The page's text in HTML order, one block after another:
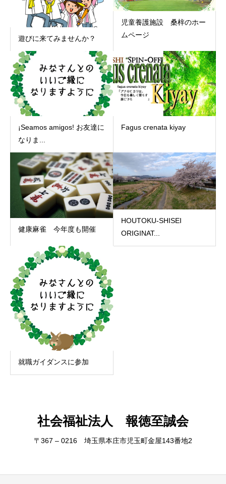
遊びに来てみませんか？
児童養護施設 桑梓のホー
ムページ
¡Seamos amigos! お友達に
なりま...
Fagus crenata kiyay
健康麻雀 今年度も開催
HOUTOKU-SHISEI
ORIGINAT...
就職ガイダンスに参加
社会福祉法人 報徳至誠会
〒367 – 0216 埼玉県本庄市児玉町金屋143番地2